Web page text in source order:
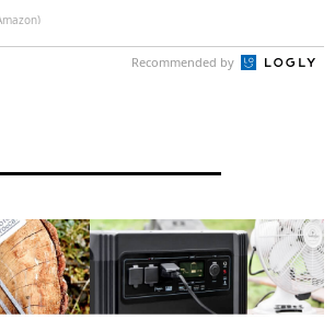
Recommended by